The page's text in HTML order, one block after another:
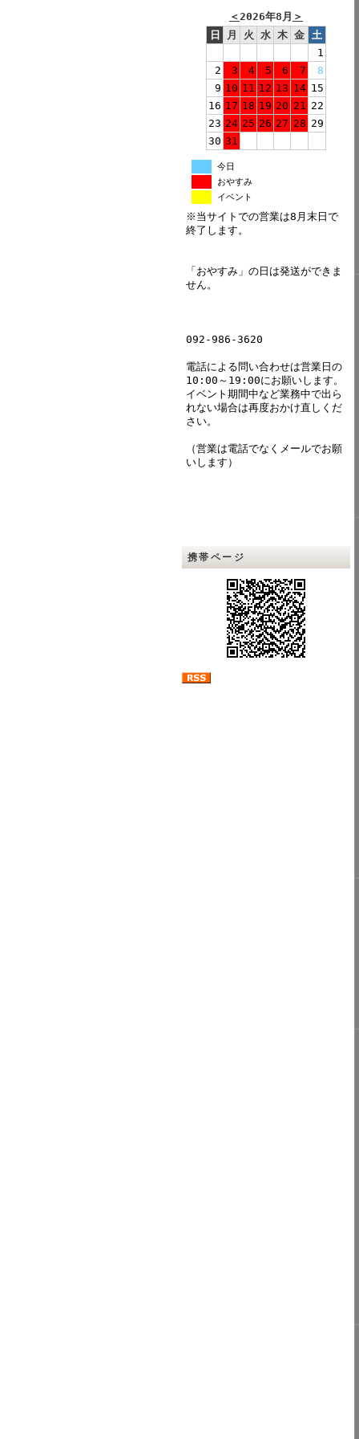
＜2026年8月 ＞
日
月 火 水 木 金 土
1
2
3 4 5 6 7
8
9 10 11 12 13 14 15
16 17 18 19 20 21 22
23 24 25 26 27 28 29
30 31
今日
おやすみ
イベント
※当サイトでの営業は8月末日で
終了します。
「おやすみ」の日は発送ができま
せん。
092-986-3620
電話による問い合わせは営業日の
10:00～19:00にお願いします。
イベント期間中など業務中で出ら
れない場合は再度おかけ直しくだ
さい。
（営業は電話でなくメールでお願
いします）
携帯ページ